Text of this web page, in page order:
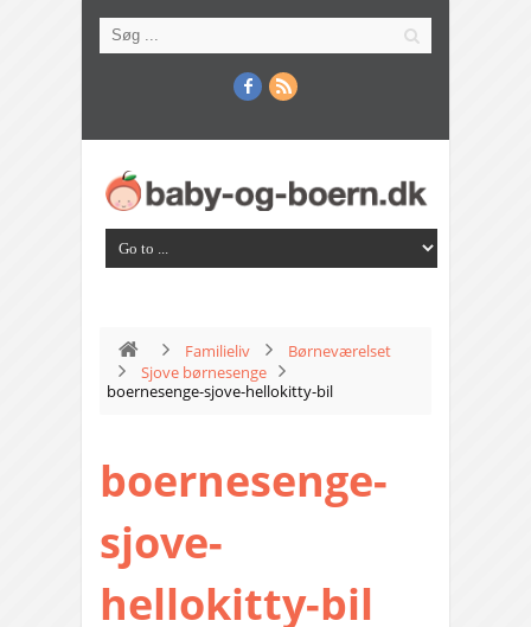
Familieliv
Børneværelset
Sjove børnesenge
boernesenge-sjove-hellokitty-bil
boernesenge-
sjove-
hellokitty-bil